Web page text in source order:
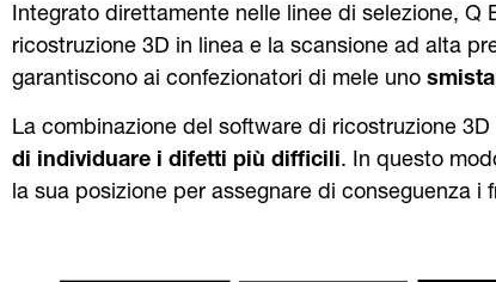
Integrato direttamente nelle linee di selezione, Q
ricostruzione 3D in linea e la scansione ad alta
garantiscono ai confezionatori di mele uno
La combinazione del software di ricostruzione
di individuare i difetti più difficili. In questo
la sua posizione per assegnare di conseguenza i